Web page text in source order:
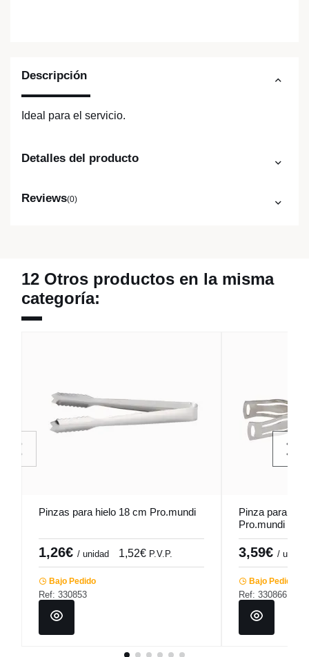
Descripción
Ideal para el servicio.
Detalles del producto
Reviews(0)
12 Otros productos en la misma
categoría:
Pinzas para hielo 18 cm Pro.mundi
1,26€ / unidad 1,52€ P.V.P.
Bajo Pedido
Ref: 330853
Pinza para
Pro.mundi
3,59€ / unidad
Bajo Pedido
Ref: 330866